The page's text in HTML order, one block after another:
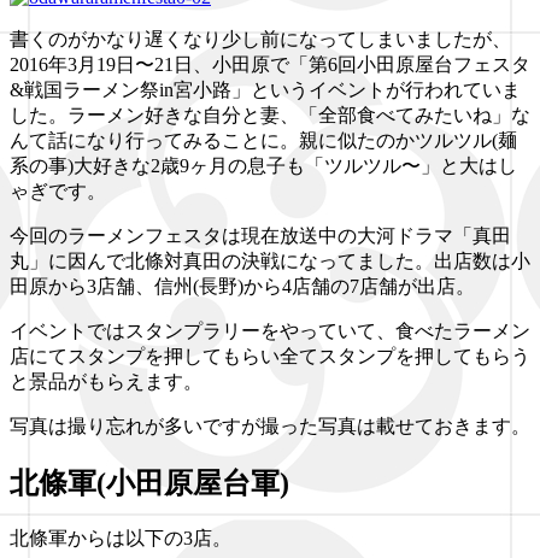
書くのがかなり遅くなり少し前になってしまいましたが、
2016年3月19日〜21日、小田原で「第6回小田原屋台フェスタ
&戦国ラーメン祭in宮小路」というイベントが行われていま
した。ラーメン好きな自分と妻、「全部食べてみたいね」な
んて話になり行ってみることに。親に似たのかツルツル(麺
系の事)大好きな2歳9ヶ月の息子も「ツルツル〜」と大はし
ゃぎです。
今回のラーメンフェスタは現在放送中の大河ドラマ「真田
丸」に因んで北條対真田の決戦になってました。出店数は小
田原から3店舗、信州(長野)から4店舗の7店舗が出店。
イベントではスタンプラリーをやっていて、食べたラーメン
店にてスタンプを押してもらい全てスタンプを押してもらう
と景品がもらえます。
写真は撮り忘れが多いですが撮った写真は載せておきます。
北條軍(小田原屋台軍)
北條軍からは以下の3店。